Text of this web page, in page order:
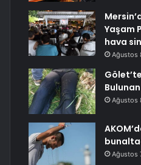
Yaşam
hava
Ağustos
Bulunan
Ağustos
Ağustos